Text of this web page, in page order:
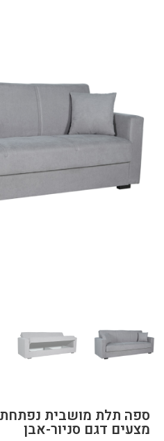
ספה תלת מושבית
מצעים דגם סניור-אבן